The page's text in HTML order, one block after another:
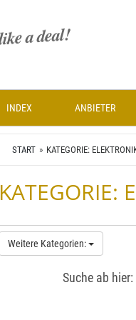
INDEX ANBIETER
START KATEGORIE:
KATEGORIE:
Weitere Kategorien:
Suche ab hier: